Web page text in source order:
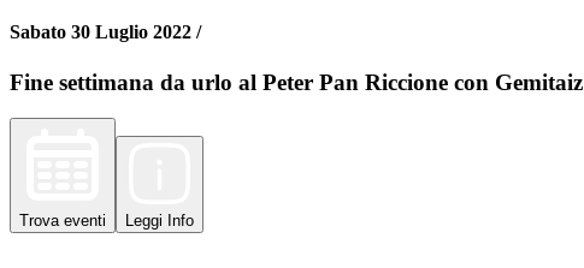
Sabato 30 Luglio 2022 /
Fine settimana da urlo al Peter Pan Riccione con Gemitaiz
Trova eventi Leggi Info